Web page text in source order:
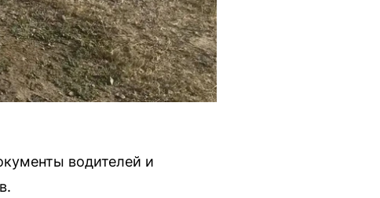
водителей и